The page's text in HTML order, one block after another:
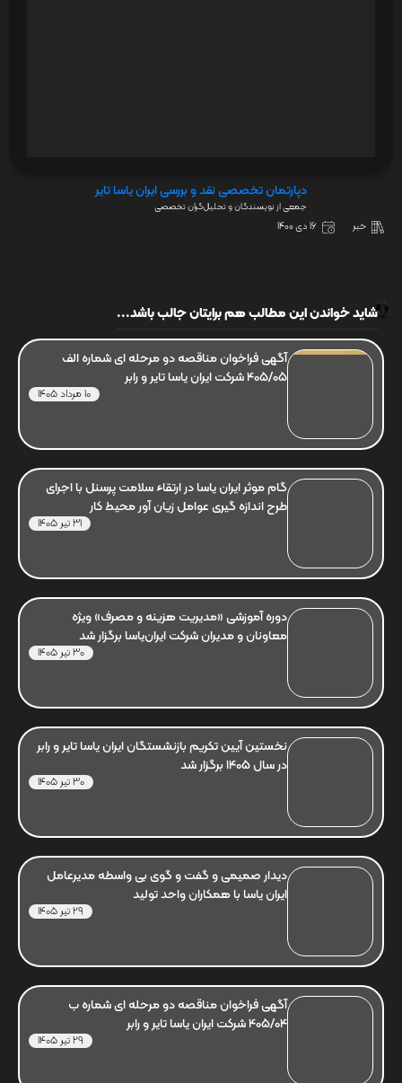
دپارتمان تخصصی نقد و بررسی ایران یاسا تایر
جمعی از نویسندگان و تحلیل‌گران تخصصی
خبر 16 دی 1400
شاید خواندن این مطالب هم برایتان جالب باشد...
آگهی فراخوان مناقصه دو مرحله ای شماره الف
405/05 شرکت ایران یاسا تایر و رابر
10 مرداد 1405
گام موثر ایران یاسا در ارتقاء سلامت پرسنل با اجرای
طرح اندازه گیری عوامل زیان آور محیط کار
31 تیر 1405
دوره آموزشی «مدیریت هزینه و مصرف» ویژه
معاونان و مدیران شرکت ایران‌یاسا برگزار شد
30 تیر 1405
نخستین آیین تکریم بازنشستگان ایران یاسا تایر و رابر
در سال 1405 برگزار شد
30 تیر 1405
دیدار صمیمی و گفت و گوی بی واسطه مدیرعامل
ایران یاسا با همکاران واحد تولید
29 تیر 1405
آگهی فراخوان مناقصه دو مرحله ای شماره ب
405/04 شرکت ایران یاسا تایر و رابر
29 تیر 1405